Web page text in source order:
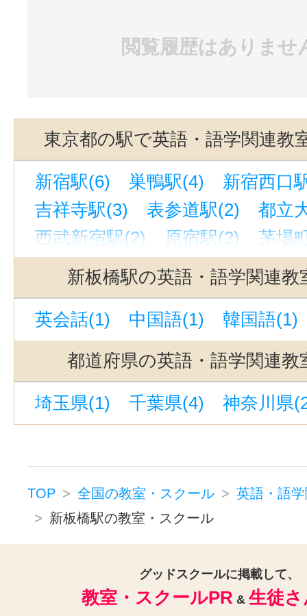
閲覧履歴はありませ
東京都の駅で英語・語学関連教
新宿駅(6) 巣鴨駅(4)
新宿西口
吉祥寺駅(3)
表参道駅(2)
都立
西武新宿駅(2)
原宿駅(2)
茅場
神保町駅(1)
代々木駅(1)
仲御
高田馬場駅(1)
大手町駅(東京)(1)
笹塚駅(京王線)(1)
九段下駅(1)
千駄ケ谷駅(1)
新御徒町駅(1)
町田駅(1)
稲城駅(1)
明大前駅
板橋駅(1)
北参道駅(1)
稲荷町
初台駅(1)
下板橋駅(1)
上野毛
池尻大橋駅(1)
阿佐ケ谷駅(1)
幡ヶ谷駅(1)
銀座駅(1)
水道橋駅(1)
武蔵関駅(1)
御徒
南阿佐ケ谷駅(1)
神田駅(東京)(1)
新板橋駅の英語・語学関連教
英会話(1) 中国語(1)
韓国語(1)
都道府県の英語・語学関連教
埼玉県(1) 千葉県(4) 神奈川県
TOP 全国の教室・スクール
英語・語
新板橋駅の教室・スクール
グッドスクールに掲載して、
教室・スクールPR & 生徒